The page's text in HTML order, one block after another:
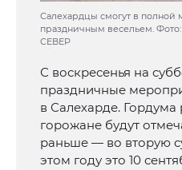
Салехардцы смогут в полной
праздничным весельем.
СЕВЕР
С воскресенья на
праздничные
в Салехарде. Гордума
горожане будут
раньше — во вторую
этом году это 10